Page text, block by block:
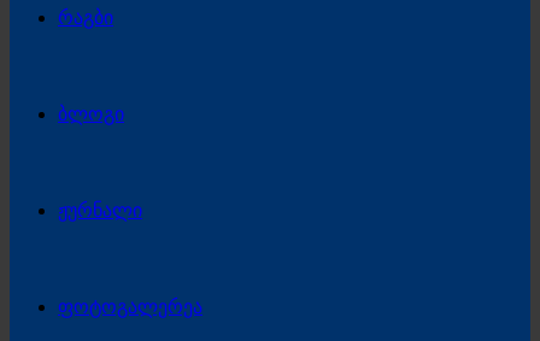
რაგბი
ბლოგი
ჟურნალი
ფოტოგალერეა